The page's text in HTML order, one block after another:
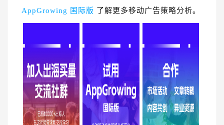
AppGrowing 国际版 了解更多移动广告策略分析。